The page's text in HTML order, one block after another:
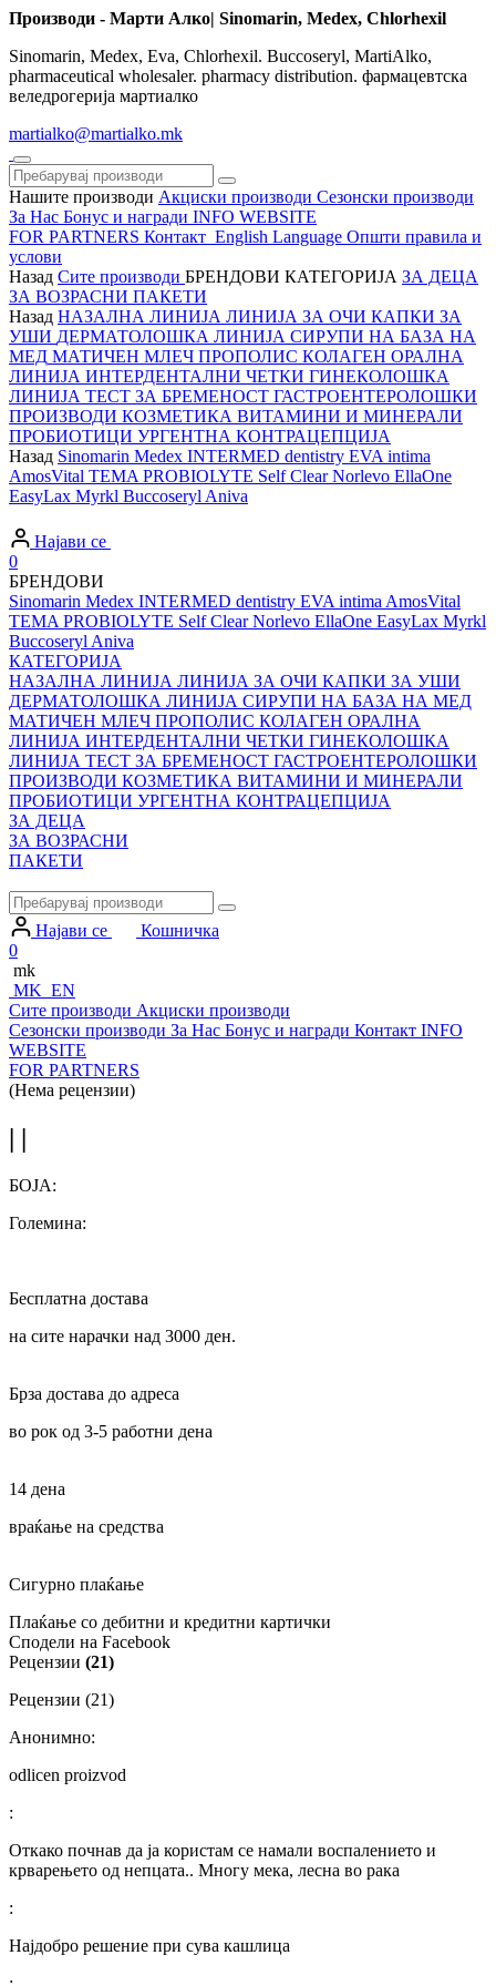
Производи - Марти Алко| Sinomarin, Medex, Chlorhexil
Sinomarin, Medex, Eva, Chlorhexil. Buccoseryl, MartiAlko,
pharmaceutical wholesaler. pharmacy distribution. фармацевтска
веледрогерија мартиалко
martialko@martialko.mk
Нашите производи Акциски производи Сезонски производи
За Нас Бонус и награди INFO WEBSITE
FOR PARTNERS Контакт English Language Општи правила и
услови
Назад Сите производи БРЕНДОВИ КАТЕГОРИЈА ЗА ДЕЦА
ЗА ВОЗРАСНИ ПАКЕТИ
Назад НАЗАЛНА ЛИНИЈА ЛИНИЈА ЗА ОЧИ КАПКИ ЗА
УШИ ДЕРМАТОЛОШКА ЛИНИЈА СИРУПИ НА БАЗА НА
МЕД МАТИЧЕН МЛЕЧ ПРОПОЛИС КОЛАГЕН ОРАЛНА
ЛИНИЈА ИНТЕРДЕНТАЛНИ ЧЕТКИ ГИНЕКОЛОШКА
ЛИНИЈА ТЕСТ ЗА БРЕМЕНОСТ ГАСТРОЕНТЕРОЛОШКИ
ПРОИЗВОДИ КОЗМЕТИКА ВИТАМИНИ И МИНЕРАЛИ
ПРОБИОТИЦИ УРГЕНТНА КОНТРАЦЕПЦИЈА
Назад Sinomarin Medex INTERMED dentistry EVA intima
AmosVital TEMA PROBIOLYTE Self Clear Norlevo EllaOne
EasyLax Myrkl Buccoseryl Aniva
Најави се
0
БРЕНДОВИ
Sinomarin Medex INTERMED dentistry EVA intima AmosVital
TEMA PROBIOLYTE Self Clear Norlevo EllaOne EasyLax Myrkl
Buccoseryl Aniva
КАТЕГОРИЈА
НАЗАЛНА ЛИНИЈА ЛИНИЈА ЗА ОЧИ КАПКИ ЗА УШИ
ДЕРМАТОЛОШКА ЛИНИЈА СИРУПИ НА БАЗА НА МЕД
МАТИЧЕН МЛЕЧ ПРОПОЛИС КОЛАГЕН ОРАЛНА
ЛИНИЈА ИНТЕРДЕНТАЛНИ ЧЕТКИ ГИНЕКОЛОШКА
ЛИНИЈА ТЕСТ ЗА БРЕМЕНОСТ ГАСТРОЕНТЕРОЛОШКИ
ПРОИЗВОДИ КОЗМЕТИКА ВИТАМИНИ И МИНЕРАЛИ
ПРОБИОТИЦИ УРГЕНТНА КОНТРАЦЕПЦИЈА
ЗА ДЕЦА
ЗА ВОЗРАСНИ
ПАКЕТИ
Најави се
Кошничка
0
mk
MK EN
Сите производи Акциски производи
Сезонски производи За Нас Бонус и награди Контакт INFO
WEBSITE
FOR PARTNERS
(Нема рецензии)
БОЈА:
Големина:
Бесплатна достава
на сите нарачки над 3000 ден.
Брза достава до адреса
во рок од 3-5 работни дена
14 дена
враќање на средства
Сигурно плаќање
Плаќање со дебитни и кредитни картички
Сподели на Facebook
Рецензии (21)
Рецензии (21)
Анонимно:
odlicen proizvod
:
Откако почнав да ја користам се намали воспалението и
крварењето од непцата.. Многу мека, лесна во рака
:
Најдобро решение при сува кашлица